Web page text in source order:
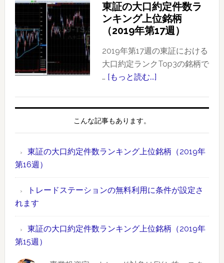
数
ラ
位
銘
柄
【2019
年
時
間
取
引
の
大
約
定
キ
グ
位
銘
（2019
年
東証の大口約定件数ラ
ンキング上位銘柄
（2019年第17週）
2019年第17週の東証における
大口約定ランクTop3の銘柄で
… [もっと読む...]
約
数
キ
グ
こんな記事もあります。
東証の大口約定件数ランキング上位銘柄（2019年
第16週）
トレードステーションの無料利用に条件が設定さ
れます
東証の大口約定件数ランキング上位銘柄（2019年
第15週）